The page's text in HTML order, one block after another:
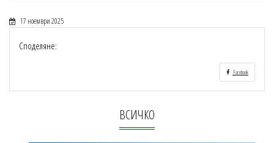
17 ноември 2025
Споделяне:
Facebook
ВСИЧКО